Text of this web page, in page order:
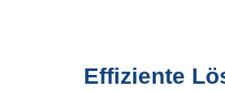
Effiziente